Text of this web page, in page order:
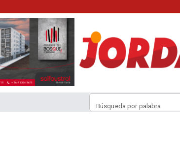
Búsqueda por palabra